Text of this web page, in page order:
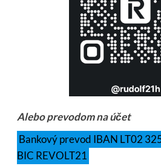
Alebo prevodom na účet
Bankový prevod IBAN LT02
BIC REVOLT21